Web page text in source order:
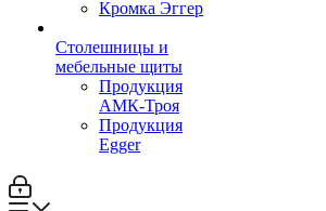
Кромка Эггер
Столешницы и
мебельные щиты
Продукция
АМК-Троя
Продукция
Egger